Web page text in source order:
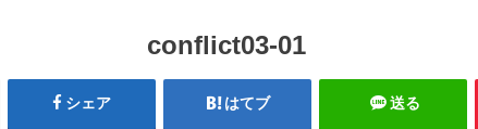
conflict03-01
シェア はてブ 送る